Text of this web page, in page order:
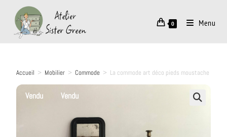
0 Menu
Accueil > Mobilier > Commode > La commode art déco pieds moustache
Vendu Vendu